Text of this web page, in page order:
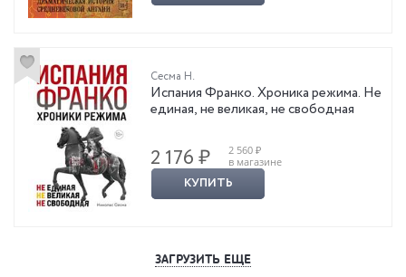
Сесма Н.
Испания Франко. Хроника режима. Не
единая, не великая, не свободная
2 176 ₽
2 560 ₽
в магазине
КУПИТЬ
ЗАГРУЗИТЬ ЕЩЕ